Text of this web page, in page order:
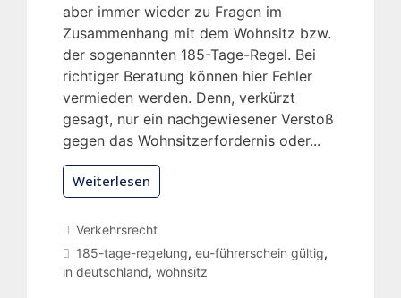
aber immer wieder zu Fragen im
Zusammenhang mit dem Wohnsitz bzw.
der sogenannten 185-Tage-Regel. Bei
richtiger Beratung können hier Fehler
vermieden werden. Denn, verkürzt
gesagt, nur ein nachgewiesener Verstoß
gegen das Wohnsitzerfordernis oder...
Weiterlesen
Verkehrsrecht
185-tage-regelung, eu-führerschein gültig,
in deutschland, wohnsitz